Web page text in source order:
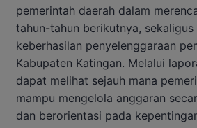
pemerintah daerah dalam
tahun-tahun berikutnya,
keberhasilan penyelenggaraan
Kabupaten Katingan. Melalui
dapat melihat sejauh mana
mampu mengelola anggaran
dan berorientasi pada